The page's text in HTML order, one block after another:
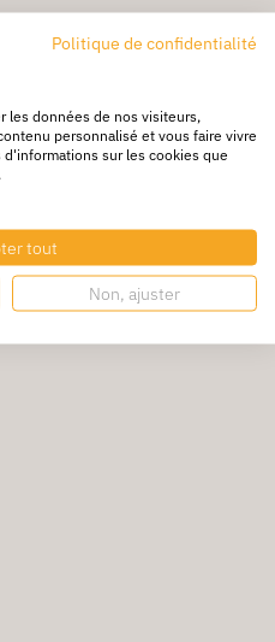
Politique de confidentialité
les données de nos visiteurs,
personnalisé et vous faire vivre
sur les cookies que
tout
Non, ajuster